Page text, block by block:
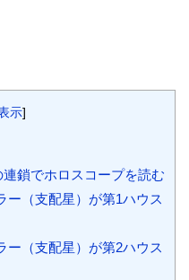
示]
鎖でホロスコープを読む
ー（支配星）が第1ハウス
（支配星）が第2ハウス